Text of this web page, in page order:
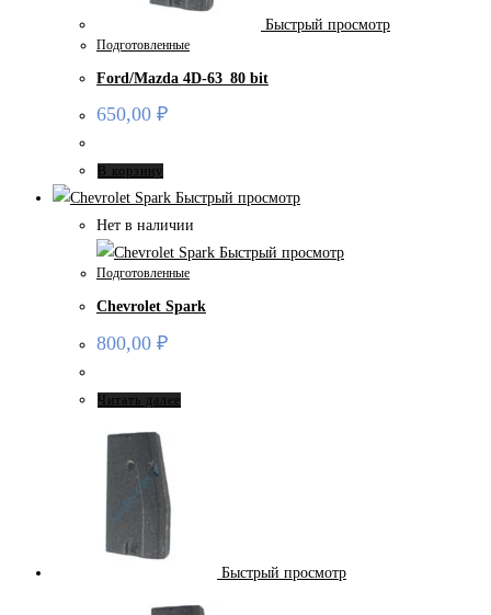
Быстрый просмотр
Подготовленные
Ford/Mazda 4D-63_80 bit
650,00 ₽
В корзину
Быстрый просмотр
Нет в наличии
Быстрый просмотр
Подготовленные
Chevrolet Spark
800,00 ₽
Читать далее
Быстрый просмотр